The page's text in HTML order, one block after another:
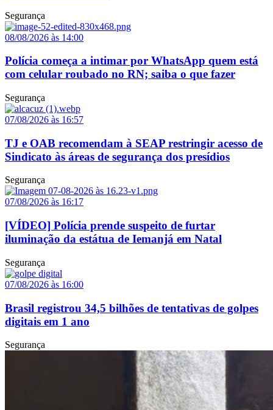
Segurança
08/08/2026 às 14:00
Polícia começa a intimar por WhatsApp quem está
com celular roubado no RN; saiba o que fazer
Segurança
07/08/2026 às 16:57
TJ e OAB recomendam à SEAP restringir acesso de
Sindicato às áreas de segurança dos presídios
Segurança
07/08/2026 às 16:17
[VÍDEO] Polícia prende suspeito de furtar
iluminação da estátua de Iemanjá em Natal
Segurança
07/08/2026 às 16:00
Brasil registrou 34,5 bilhões de tentativas de golpes
digitais em 1 ano
Segurança